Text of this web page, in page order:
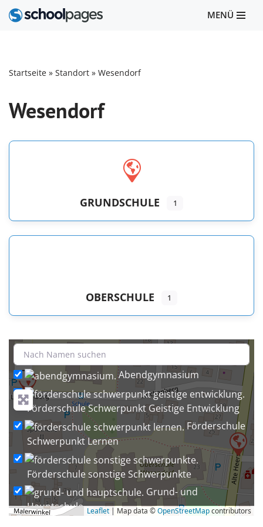
MENÜ
Startseite » Standort » Wesendorf
Wesendorf
GRUNDSCHULE 1
OBERSCHULE 1
+
−
Leaflet | Map data ©OpenStreetMapcontributors
Abendgymnasium
Förderschule Schwerpunkt Geistige Entwicklung
Förderschule
Schwerpunkt Lernen
Förderschule sonstige Schwerpunkte
Grund- und
Hauptschule